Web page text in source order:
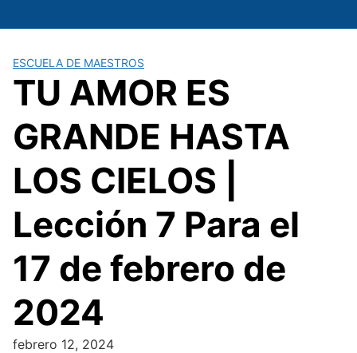
al
ESCUELA DE MAESTROS
TU AMOR ES
GRANDE HASTA
LOS CIELOS |
Lección 7 Para el
17 de febrero de
2024
febrero 12, 2024